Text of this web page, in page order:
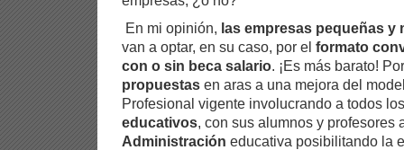
En mi opinión, las empresas pequeñas y
van a optar, en su caso, por el formato
con o sin beca salario. ¡Es más barato!
propuestas en aras a una mejora del
Profesional vigente involucrando a todos
educativos, con sus alumnos y profesores
Administración educativa posibilitando la